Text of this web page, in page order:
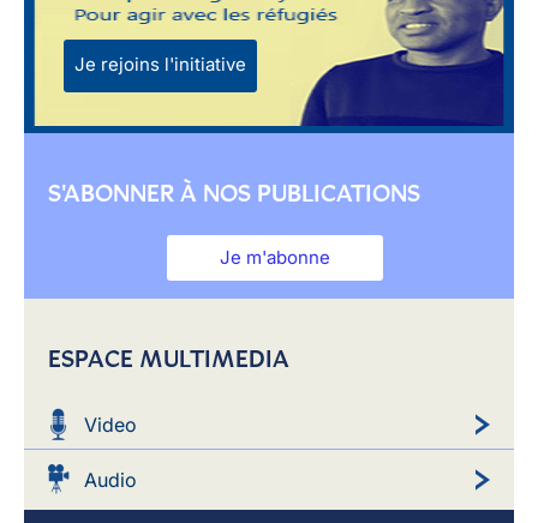
Je rejoins l'initiative
S'ABONNER À NOS PUBLICATIONS
Je m'abonne
ESPACE MULTIMEDIA
Video
Audio